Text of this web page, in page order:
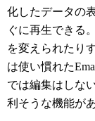
化したデータの
ぐに再生できる
を変えられたり
は使い慣れた
では編集はしな
利そうな機能があ